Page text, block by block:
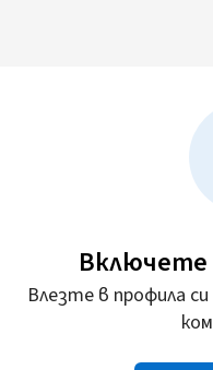
Включете
Влезте в профила